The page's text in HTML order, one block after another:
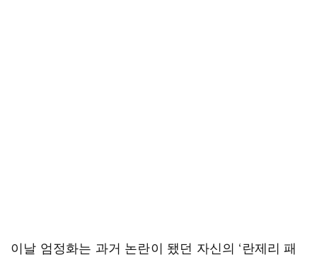
이날 엄정화는 과거 논란이 됐던 자신의 ‘란제리 패